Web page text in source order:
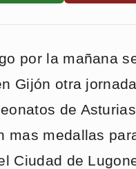
por la mañana
Gijón otra
de
mas medallas
Ciudad de